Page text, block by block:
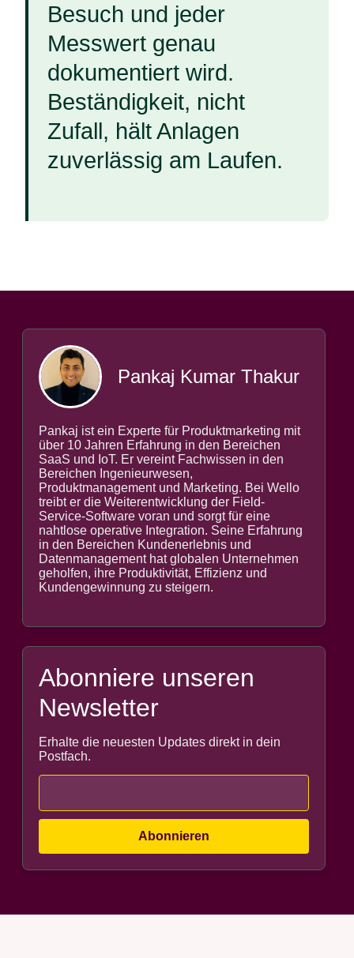
Besuch und jeder
Messwert genau
dokumentiert wird.
Beständigkeit, nicht
Zufall, hält Anlagen
zuverlässig am Laufen.
Pankaj Kumar Thakur
Pankaj ist ein Experte für Produktmarketing mit
über 10 Jahren Erfahrung in den Bereichen
SaaS und IoT. Er vereint Fachwissen in den
Bereichen Ingenieurwesen,
Produktmanagement und Marketing. Bei Wello
treibt er die Weiterentwicklung der Field-
Service-Software voran und sorgt für eine
nahtlose operative Integration. Seine Erfahrung
in den Bereichen Kundenerlebnis und
Datenmanagement hat globalen Unternehmen
geholfen, ihre Produktivität, Effizienz und
Kundengewinnung zu steigern.
Abonniere unseren
Newsletter
Erhalte die neuesten Updates direkt in dein
Postfach.